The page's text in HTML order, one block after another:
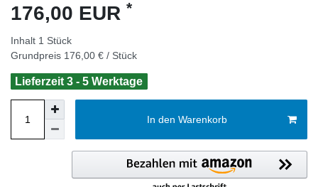
176,00 EUR *
Inhalt 1 Stück
Grundpreis 176,00 € / Stück
Lieferzeit 3 - 5 Werktage
In den Warenkorb